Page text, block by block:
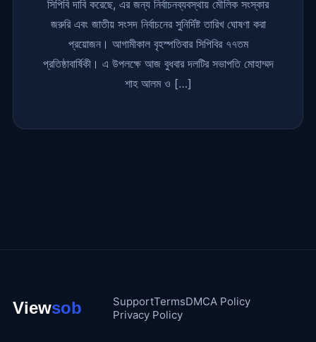
সিপিবি দাবি করেছে, এর জন্য নির্বাচনব্যবস্থায় মৌলিক সংস্কার
জরুরি এবং জাতীয় সংসদ নির্বাচনের সুনির্দিষ্ট তারিখ ঘোষণা করা
প্রয়োজন। আগামীকাল বৃহস্পতিবার সিপিবির ৭৭তম
প্রতিষ্ঠাবার্ষিকী। এ উপলক্ষে আজ বুধবার দলটির সভাপতি মোহাম্মদ
শাহ আলম ও […]
SupportTermsDMCA Policy
Privacy Policy